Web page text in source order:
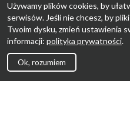
Używamy plików cookies, by
serwisów. Jeśli nie chcesz, by
Twoim dysku, zmień ustawienia
informacji: polityka prywatności.
Ok, rozumiem